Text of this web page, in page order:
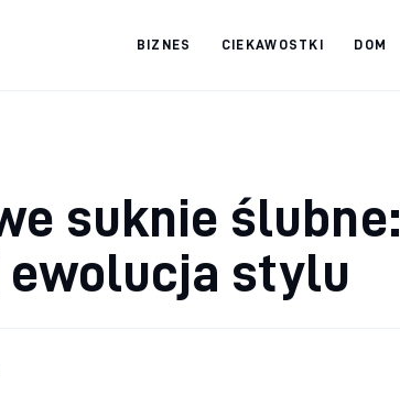
BIZNES CIEKAWOSTKI DOM
suknie ślubne:
stylu